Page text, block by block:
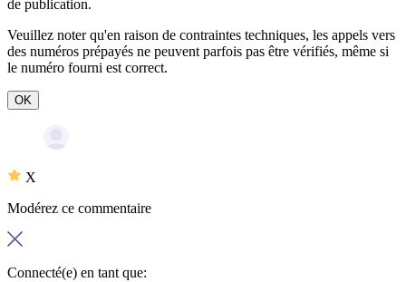
de publication.
Veuillez noter qu'en raison de contraintes techniques, les appels vers
des numéros prépayés ne peuvent parfois pas être vérifiés, même si
le numéro fourni est correct.
OK
X
Modérez ce commentaire
Connecté(e) en tant que: